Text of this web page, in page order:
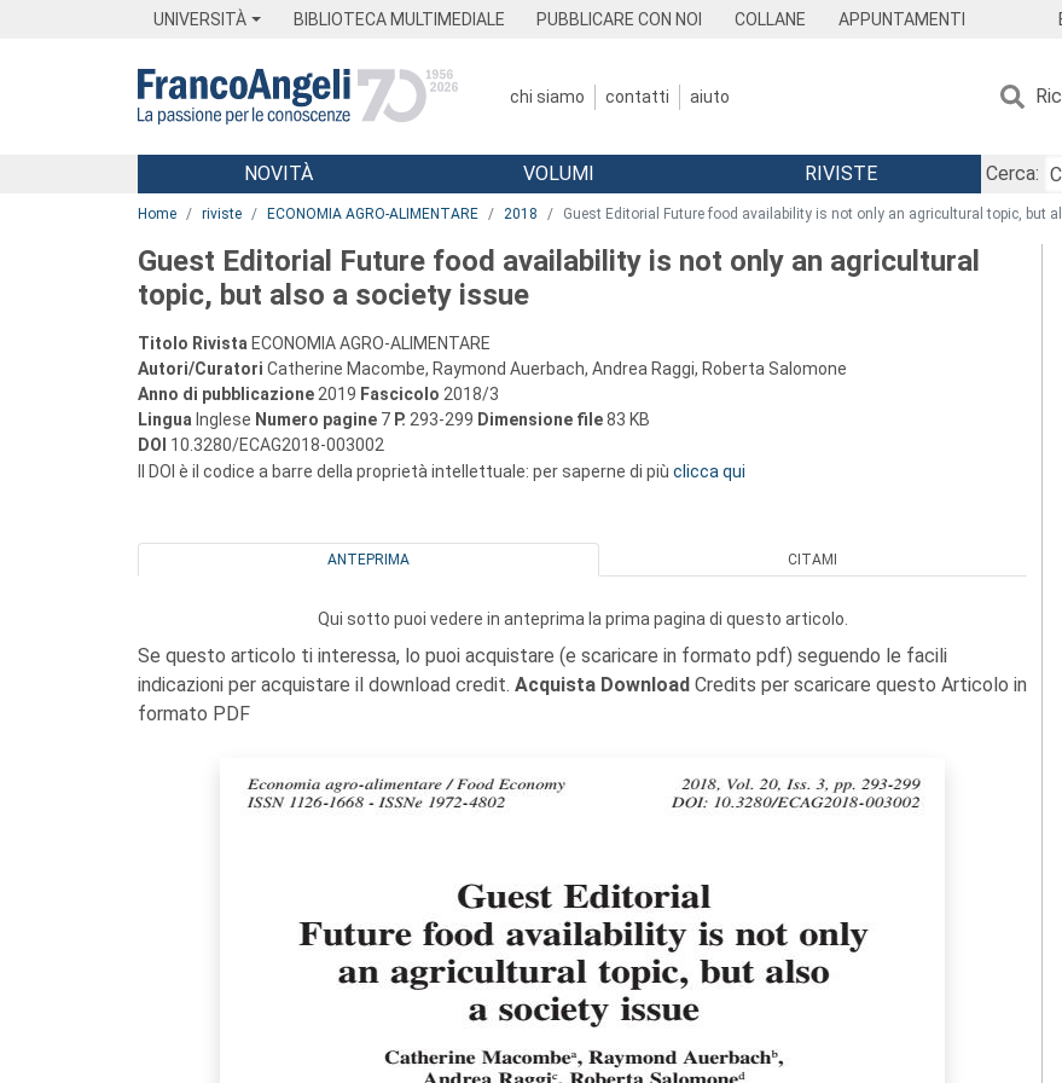
UNIVERSITÀ BIBLIOTECA MULTIMEDIALE PUBBLICARE CON NOI COLLANE APPUNTAMENTI
chi siamo contatti aiuto
Menu
NOVITÀ VOLUMI RIVISTE
Cerca:
Home riviste ECONOMIA AGRO-ALIMENTARE 2018 Guest Editorial Future food availability is not only an agricultural topic, but
Guest Editorial Future food availability is not only an agricultural
topic, but also a society issue
Titolo Rivista ECONOMIA AGRO-ALIMENTARE
Autori/Curatori Catherine Macombe, Raymond Auerbach, Andrea Raggi, Roberta Salomone
Anno di pubblicazione 2019 Fascicolo 2018/3
Lingua Inglese Numero pagine 7 P. 293-299 Dimensione file83 KB
DOI 10.3280/ECAG2018-003002
Il DOI è il codice a barre della proprietà intellettuale: per saperne di più clicca qui
ANTEPRIMA CITAMI
Qui sotto puoi vedere in anteprima la prima pagina di questo articolo.
Se questo articolo ti interessa, lo puoi acquistare (e scaricare in formato pdf) seguendo le facili
indicazioni per acquistare il download credit. Acquista Download Credits per scaricare questo Articolo in
formato PDF